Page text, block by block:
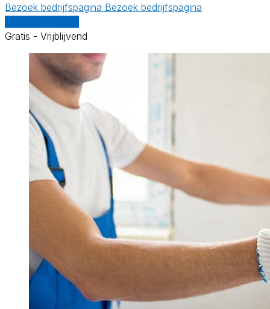
Bezoek bedrijfspagina Bezoek bedrijfspagina
Gratis - Vrijblijvend